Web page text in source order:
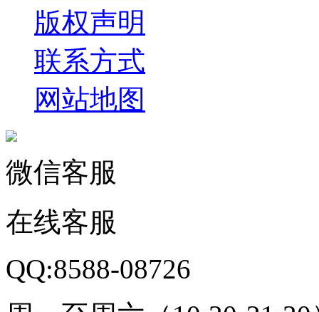
版权声明
联系方式
网站地图
微信客服
在线客服
QQ:8588-08726